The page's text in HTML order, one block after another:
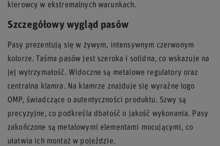
kierowcy w ekstremalnych warunkach.
Szczegółowy wygląd pasów
Pasy prezentują się w żywym, intensywnym czerwonym
kolorze. Taśma pasów jest szeroka i solidna, co wskazuje na
jej wytrzymałość. Widoczne są metalowe regulatory oraz
centralna klamra. Na klamrze znajduje się wyraźne logo
OMP, świadczące o autentyczności produktu. Szwy są
precyzyjne, co podkreśla dbałość o jakość wykonania. Pasy
zakończone są metalowymi elementami mocującymi, co
ułatwia ich montaż w pojeździe.